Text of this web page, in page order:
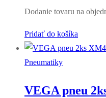
Dodanie tovaru na
Pridať do košíka
Pneumatiky
VEGA pneu